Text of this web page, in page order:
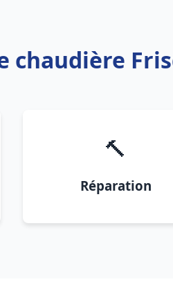
🔨
Réparation